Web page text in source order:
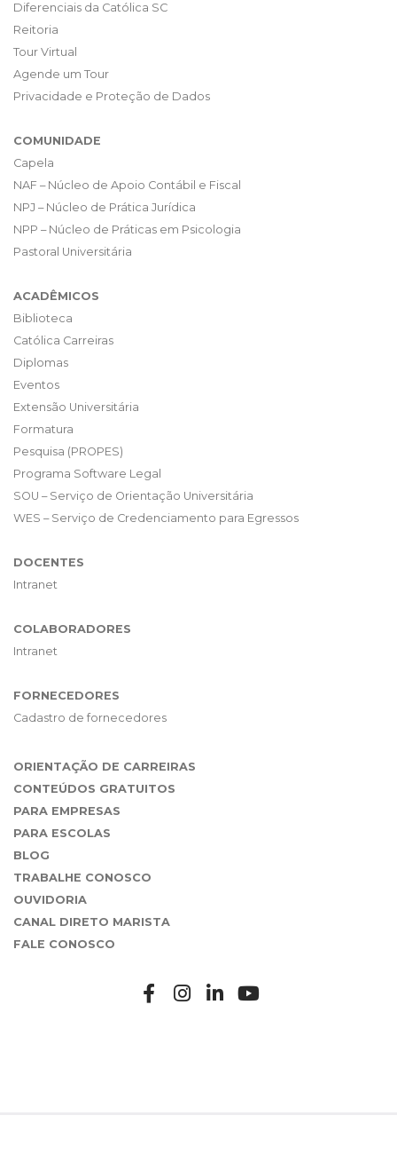
Diferenciais da Católica SC
Reitoria
Tour Virtual
Agende um Tour
Privacidade e Proteção de Dados
COMUNIDADE
Capela
NAF – Núcleo de Apoio Contábil e Fiscal
NPJ – Núcleo de Prática Jurídica
NPP – Núcleo de Práticas em Psicologia
Pastoral Universitária
ACADÊMICOS
Biblioteca
Católica Carreiras
Diplomas
Eventos
Extensão Universitária
Formatura
Pesquisa (PROPES)
Programa Software Legal
SOU – Serviço de Orientação Universitária
WES – Serviço de Credenciamento para Egressos
DOCENTES
Intranet
COLABORADORES
Intranet
FORNECEDORES
Cadastro de fornecedores
ORIENTAÇÃO DE CARREIRAS
CONTEÚDOS GRATUITOS
PARA EMPRESAS
PARA ESCOLAS
BLOG
TRABALHE CONOSCO
OUVIDORIA
CANAL DIRETO MARISTA
FALE CONOSCO